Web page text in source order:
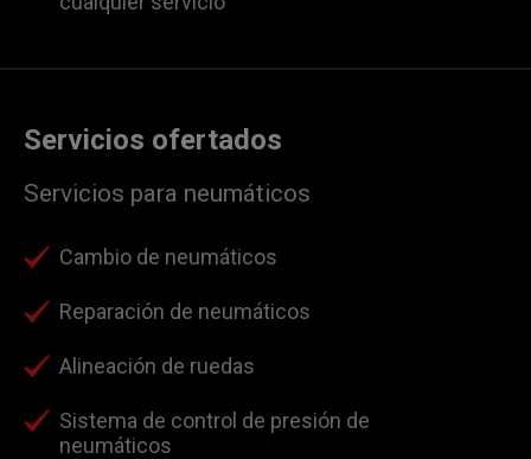
Servicios ofertados
Servicios para neumáticos
Cambio de neumáticos
Reparación de neumáticos
Alineación de ruedas
Sistema de control de presión de
neumáticos